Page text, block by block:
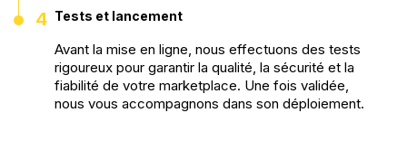
• 4 Tests et lancement
Avant la mise en ligne, nous effectuons des tests
rigoureux pour garantir la qualité, la sécurité et la
fiabilité de votre marketplace. Une fois validée,
nous vous accompagnons dans son déploiement.